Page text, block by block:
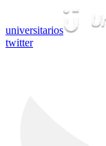
universitarios
twitter